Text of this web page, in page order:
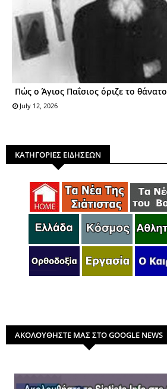
Πώς ο Άγιος Παΐσιoς όριζε τo θάνατo
July 12, 2026
ΚΑΤΗΓΟΡΙΕΣ ΕΙΔΗΣΕΩΝ
ΑΚΟΛΟΥΘΗΣΤΕ ΜΑΣ ΣΤΟ GOOGLE NEWS